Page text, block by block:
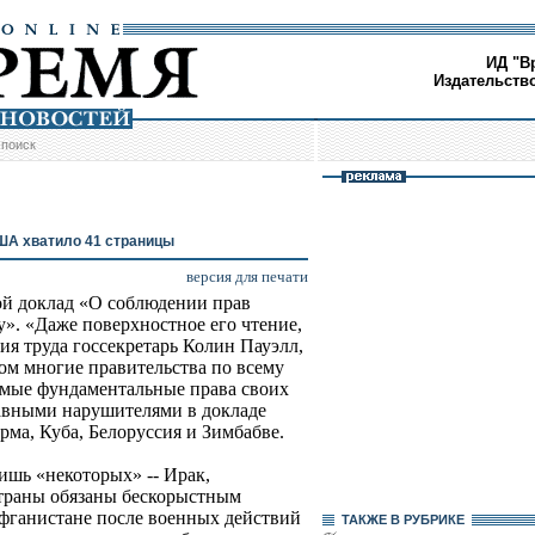
ИД
поиск
хватило 41 страницы
версия для печати
доклад «О соблюдении прав
«Даже поверхностное его чтение,
труда госсекретарь Колин Пауэлл,
многие правительства по всему
фундаментальные права своих
нарушителями в докладе
Куба, Белоруссия и Зимбабве.
«некоторых» -- Ирак,
обязаны бескорыстным
после военных действий
ТАКЖЕ В РУБРИКЕ